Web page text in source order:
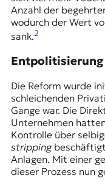
n
k
o
p
t
e
n
z
z
u
O
s
Anzahl der
wodurch der Wert
sank.2
Die Reform wurde
schleichenden
Gange war. Die
Unternehmen
Kontrolle über
stripping
Anlagen. Mit einer
dieser Prozess nun